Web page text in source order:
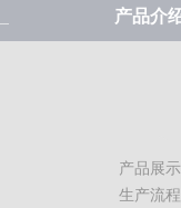
产品介
产品展示
生产流程